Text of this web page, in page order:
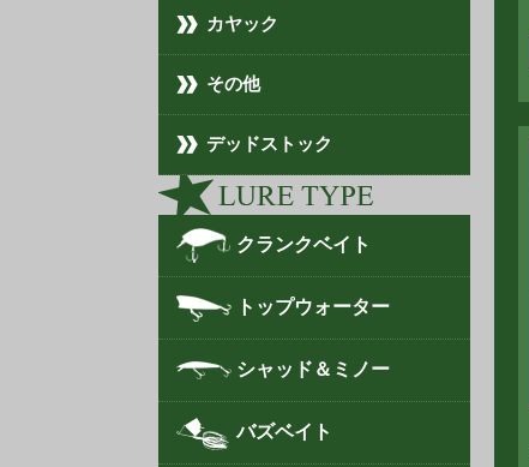
カヤック
その他
デッドストック
クランクベイト
トップウォーター
シャッド＆ミノー
バズベイト